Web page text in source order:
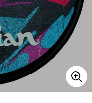
その他楽器
エフェクター